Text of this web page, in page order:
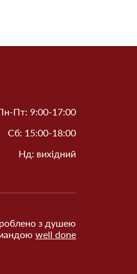
Пт: 9:00-17:00
Сб: 15:00-18:00
Нд: вихідний
з душею
well done